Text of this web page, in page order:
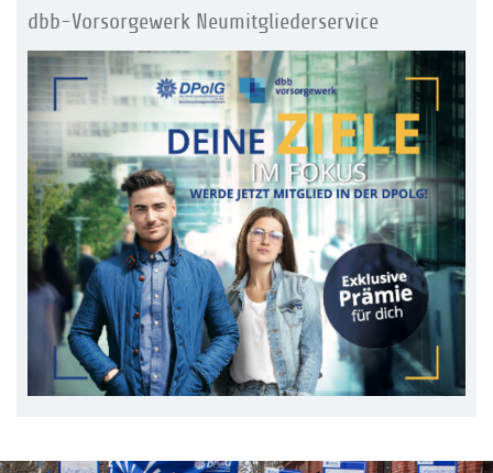
dbb-Vorsorgewerk Neumitgliederservice